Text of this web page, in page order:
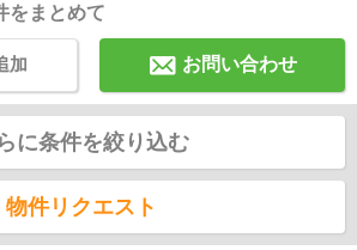
をまとめて
お問い合わせ
加
に条件を絞り込む
物件リクエスト